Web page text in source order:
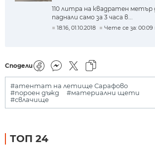
110 литра на квадратен метър
паднали само за 3 часа в...
18:16, 01.10.2018 Чете се за: 00:09
Сподели
#атентат на летище Сарафово
#пороен дъжд
#материални щети
#свлачище
ТОП 24